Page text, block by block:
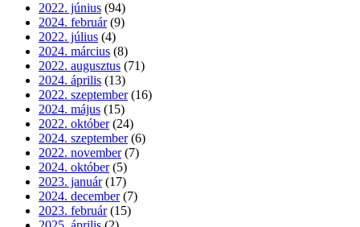
2022. június (94)
2024. február (9)
2022. július (4)
2024. március (8)
2022. augusztus (71)
2024. április (13)
2022. szeptember (16)
2024. május (15)
2022. október (24)
2024. szeptember (6)
2022. november (7)
2024. október (5)
2023. január (17)
2024. december (7)
2023. február (15)